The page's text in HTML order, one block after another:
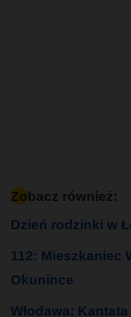
Zobacz również:
Dzień rodzinki w
112: Mieszkaniec
Okunince
Włodawa: